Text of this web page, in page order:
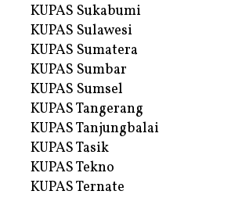
KUPAS Sukabumi
KUPAS Sulawesi
KUPAS Sumatera
KUPAS Sumbar
KUPAS Sumsel
KUPAS Tangerang
KUPAS Tanjungbalai
KUPAS Tasik
KUPAS Tekno
KUPAS Ternate